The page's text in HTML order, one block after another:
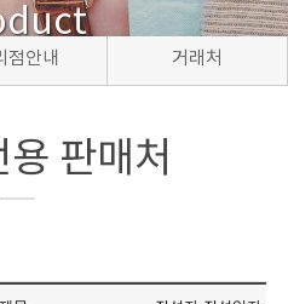
점안내 거래처
판매처